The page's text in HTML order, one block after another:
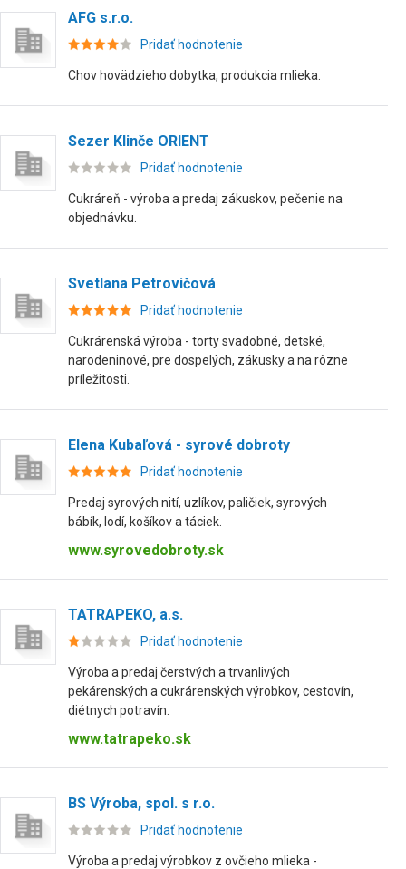
AFG s.r.o.
Pridať hodnotenie
Chov hovädzieho dobytka, produkcia mlieka.
Sezer Klinče ORIENT
Pridať hodnotenie
Cukráreň - výroba a predaj zákuskov, pečenie na
objednávku.
Svetlana Petrovičová
Pridať hodnotenie
Cukrárenská výroba - torty svadobné, detské,
narodeninové, pre dospelých, zákusky a na rôzne
príležitosti.
Elena Kubaľová - syrové dobroty
Pridať hodnotenie
Predaj syrových nití, uzlíkov, paličiek, syrových
bábík, lodí, košíkov a táciek.
www.syrovedobroty.sk
TATRAPEKO, a.s.
Pridať hodnotenie
Výroba a predaj čerstvých a trvanlivých
pekárenských a cukrárenských výrobkov, cestovín,
diétnych potravín.
www.tatrapeko.sk
BS Výroba, spol. s r.o.
Pridať hodnotenie
Výroba a predaj výrobkov z ovčieho mlieka -